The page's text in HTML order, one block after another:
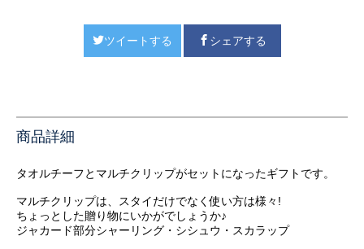
ツイートする シェアする
商品詳細
タオルチーフとマルチクリップがセットになったギフトです。
マルチクリップは、スタイだけでなく使い方は様々!
ちょっとした贈り物にいかがでしょうか♪
ジャカード部分シャーリング・シシュウ・スカラップ